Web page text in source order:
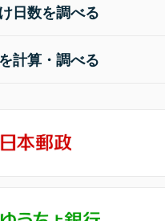
日数を調べる
計算・調べる